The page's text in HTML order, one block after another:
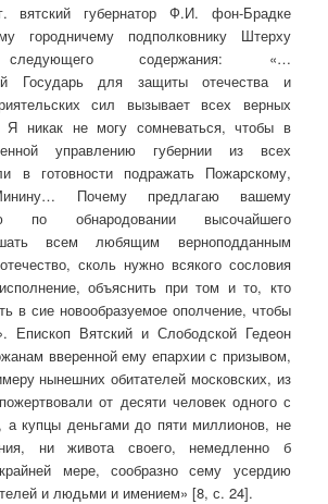
губернатор Ф.И. фон-Брадке
городничему подполковнику Штерху
следующего содержания: «…
Государь для защиты отечества и
сил вызывает всех верных
Я никак не могу сомневаться, чтобы в
управлению губернии из всех
в готовности подражать Пожарскому,
Почему предлагаю вашему
по обнародовании высочайшего
всем любящим верноподданным
сколь нужно всякого сословия
объяснить при том и то, кто
в сие новообразуемое ополчение, чтобы
Епископ Вятский и Слободской Гедеон
вверенной ему епархии с призывом,
нынешних обитателей московских, из
от десяти человек одного с
а купцы деньгами до пяти миллионов, не
ни живота своего, немедленно б
мере, сообразно сему усердию
и людьми и имением» [8, с. 24].